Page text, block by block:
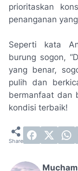
prioritaskan
penanganan
Seperti kata
burung sogon,
yang benar,
pulih dan
bermanfaat dan
kondisi terbaik!